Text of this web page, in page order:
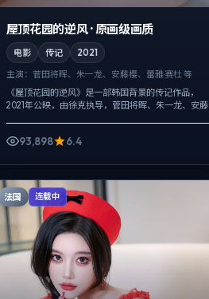
屋顶花园的逆风 · 原画级画质
电影 传记
2021
主演： 菅田将晖、朱一龙、安藤樱、蕾雅·赛杜 等
《屋顶花园的逆风》是一部韩国背景的传记作品，
2021年公映，由徐克执导，菅田将晖、朱一龙、安藤
93,898 6.4
法国 连载中